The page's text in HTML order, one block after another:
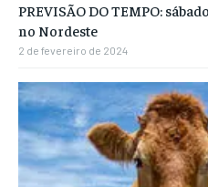
PREVISÃO DO TEMPO:
no Nordeste
2 de fevereiro de 2024